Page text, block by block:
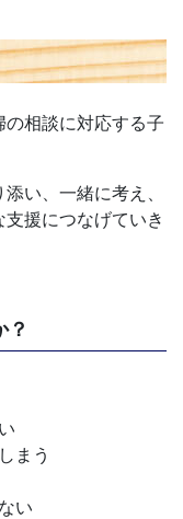
相談に対応する子
い、一緒に考え、
援につなげていき
？
まう
い